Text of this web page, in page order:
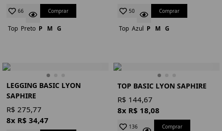
66 Comprar
Top Preto P M G
50 Comprar
Top Azul P M G
LEGGING BASIC LYON
SAPHIRE
R$ 275,77
8x R$ 34,47
TOP BASIC LYON SAPHIRE
R$ 144,67
8x R$ 18,08
136 Comprar